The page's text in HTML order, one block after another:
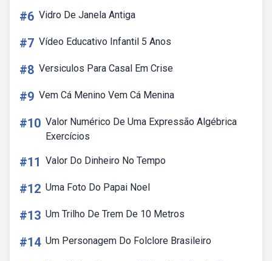
#6 Vidro De Janela Antiga
#7 Vídeo Educativo Infantil 5 Anos
#8 Versiculos Para Casal Em Crise
#9 Vem Cá Menino Vem Cá Menina
#10 Valor Numérico De Uma Expressão Algébrica
Exercícios
#11 Valor Do Dinheiro No Tempo
#12 Uma Foto Do Papai Noel
#13 Um Trilho De Trem De 10 Metros
#14 Um Personagem Do Folclore Brasileiro